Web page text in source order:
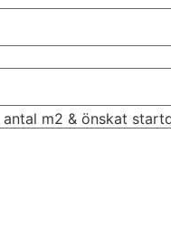
m2 & önskat